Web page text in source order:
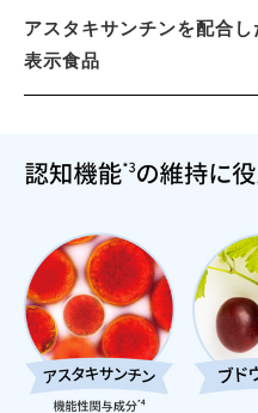
アスタキサンチンを配合
表示食品